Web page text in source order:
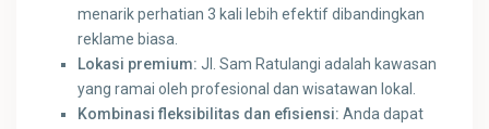
menarik perhatian 3 kali lebih efektif dibandingkan
reklame biasa.
Lokasi premium: Jl. Sam Ratulangi adalah kawasan
yang ramai oleh profesional dan wisatawan lokal.
Kombinasi fleksibilitas dan efisiensi: Anda dapat